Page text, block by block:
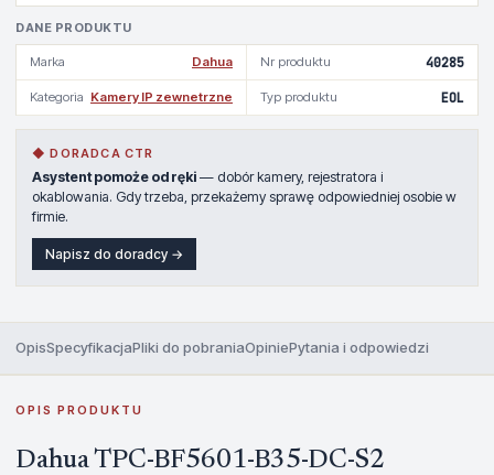
DANE PRODUKTU
Marka Dahua Nr produktu 40285
Kategoria Kamery IP zewnetrzne Typ produktu EOL
◆ DORADCA CTR
Asystent pomoże od ręki — dobór kamery, rejestratora i
okablowania. Gdy trzeba, przekażemy sprawę odpowiedniej osobie w
firmie.
Napisz do doradcy →
OpisSpecyfikacjaPliki do pobraniaOpiniePytania i odpowiedzi
OPIS PRODUKTU
Dahua TPC-BF5601-B35-DC-S2